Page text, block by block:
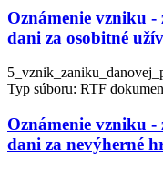
Oznámenie vzniku
dani za osobitné
Typ súboru: RTF
Oznámenie vzniku
dani za nevýherné